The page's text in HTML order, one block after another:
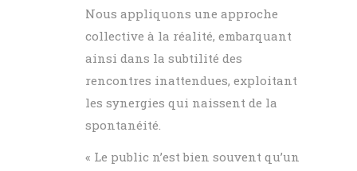
Nous appliquons une approche
collective à la réalité, embarquant
ainsi dans la subtilité des
rencontres inattendues, exploitant
les synergies qui naissent de la
spontanéité.
« Le public n’est bien souvent qu’un